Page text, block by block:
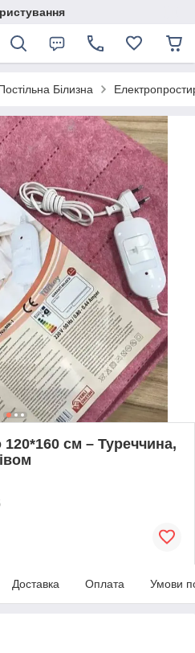
Білизна
см – Туреччина,
Доставка Оплата Умови